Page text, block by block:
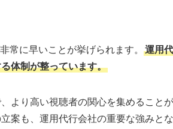
ャッチし、アルゴリズムを理解した戦